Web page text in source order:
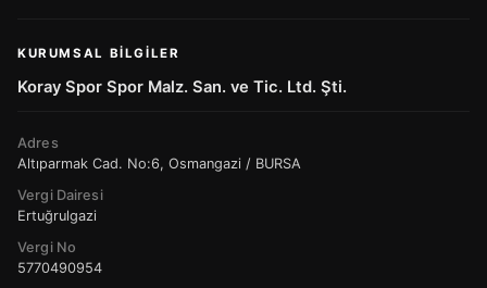
KURUMSAL BILGILER
Koray Spor Spor Malz. San. ve Tic. Ltd. Şti.
Adres
Altıparmak Cad. No:6, Osmangazi / BURSA
Vergi Dairesi
Ertuğrulgazi
Vergi No
5770490954